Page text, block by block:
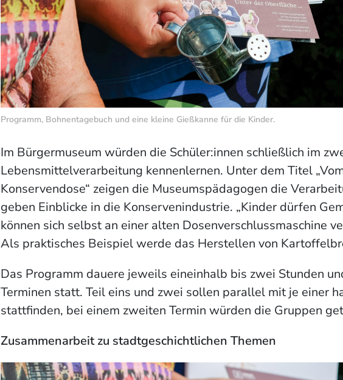
Programm, Bohnentagebuch und eine kleine Gießkanne für die Kinder.
Im Bürgermuseum würden die Schüler:innen schließlich im
Lebensmittelverarbeitung kennenlernen. Unter dem Titel
Konservendose“ zeigen die Museumspädagogen die
geben Einblicke in die Konservenindustrie. „Kinder dürfen
können sich selbst an einer alten Dosenverschlussmaschine
Als praktisches Beispiel werde das Herstellen von
Das Programm dauere jeweils eineinhalb bis zwei Stunden
Terminen statt. Teil eins und zwei sollen parallel mit je einer
stattfinden, bei einem zweiten Termin würden die Gruppen
Zusammenarbeit zu stadtgeschichtlichen Themen